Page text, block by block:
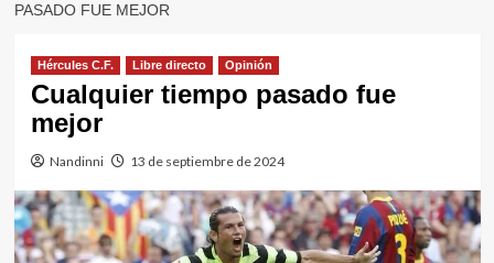
PASADO FUE MEJOR
Hércules C.F. Libre directo Opinión
Cualquier tiempo pasado fue
mejor
Nandinni 13 de septiembre de 2024